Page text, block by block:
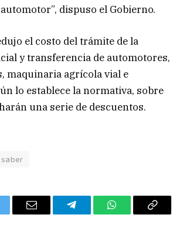
dispuso el Gobierno.
el costo del trámite de la
y transferencia de automotores,
maquinaria agrícola vial e
lo establece la normativa, sobre
una serie de descuentos.
Email TelegramWhatsAppCopy